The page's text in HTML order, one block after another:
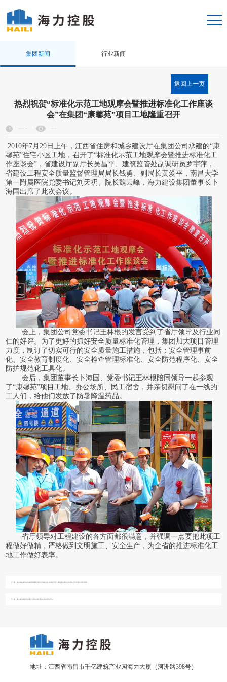
集团新闻 行业新闻
返回上一页
热烈祝贺“标准化示范工地观摩会暨推进标准化工作座谈
会”在集团“康馨苑”项目工地隆重召开
2010年7月29日上午，江西省住房和城乡建设厅在集团公司承建的“康
馨苑”住宅小区工地，召开了“标准化示范工地观摩会暨推进标准化工
作座谈会”，省建设厅副厅长吴昌平、建筑监管处副调研员罗宇萍，
省建设工程安全质量监督管理局局长钱勇、副局长黄爱平，南昌大学
第一附属医院党委书记刘天礽、院长魏云峰，海力建设集团董事长卜
海国出席了此次会议。
会上，集团公司党委书记王林根的发言受到了省厅领导及行业同
仁的好评。为了更好的抓好安全质量标准化管理，集团加大项目管理
力度，制订了切实可行的安全质量施工措施，包括：安全管理事前
化、安全教育制度化、安全检查管理标准化、安全防范程序化、安全
防护规范化工具化。
会后，集团董事长卜海国、党委书记王林根陪同领导一起参观
了“康馨苑”项目工地、办公场所、民工宿舍，并亲切慰问了在一线的
工人们，给他们发放了防暑降温药品。
省厅领导对工程建设的各方面都很满意，并强调一点要把此项工
程做好做精，严格做到文明施工、安全生产，为全省的推进标准化工
地工作做好表率。
上一篇：省市各媒体对在我集团“康馨苑”项目工地举办的“标准化示范工地观摩会暨推进标准化工作座谈会”进行报道
下一篇： 海力建设集团全面展开对青山湖区李巷村结对帮扶工作
地址：江西省南昌市千亿建筑产业园海力大厦（河洲路398号）